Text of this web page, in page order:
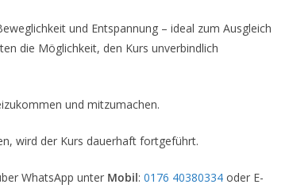
und Entspannung – ideal zum Ausgleich
die Möglichkeit, den Kurs unverbindlich
und mitzumachen.
wird der Kurs dauerhaft fortgeführt.
WhatsApp unter Mobil: 0176 40380334 oder E-